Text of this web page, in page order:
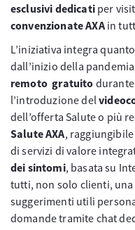
esclusivi dedicatiper
convenzionate AXA in
L’iniziativa integra
dall’inizio della
remoto gratuito durante
l’introduzione del
dell’offerta Salute o più
Salute AXA,
di servizi di valore
dei sintomi, basata su
tutti, non solo clienti,
suggerimenti utili
domande tramite chat